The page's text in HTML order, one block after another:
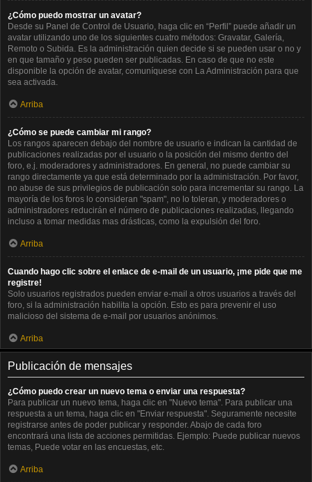
¿Cómo puedo mostrar un avatar?
Desde su Panel de Control de Usuario, haga clic en “Perfil” puede añadir un
avatar utilizando uno de los siguientes cuatro métodos: Gravatar, Galería,
Remoto o Subida. Es la administración quien decide si se pueden usar o no y
en que tamaño y peso pueden ser publicadas. En caso de que no este
disponible la opción de avatar, comuníquese con La Administración para que
sea activada.
Arriba
¿Cómo se puede cambiar mi rango?
Los rangos aparecen debajo del nombre de usuario e indican la cantidad de
publicaciones realizadas por el usuario o la posición del mismo dentro del
foro, e.j. moderadores y administradores. En general, no puede cambiar su
rango directamente ya que está determinado por la administración. Por favor,
no abuse de sus privilegios de publicación solo para incrementar su rango. La
mayoría de los foros lo consideran "spam", no lo toleran, y moderadores o
administradores reducirán el número de publicaciones realizadas, llegando
incluso a tomar medidas mas drásticas, como la expulsión del foro.
Arriba
Cuando hago clic sobre el enlace de e-mail de un usuario, ¡me pide que me
registre!
Solo usuarios registrados pueden enviar e-mail a otros usuarios a través del
foro, si la administración habilita la opción. Esto es para prevenir el uso
malicioso del sistema de e-mail por usuarios anónimos.
Arriba
Publicación de mensajes
¿Cómo puedo crear un nuevo tema o enviar una respuesta?
Para publicar un nuevo tema, haga clic en "Nuevo tema". Para publicar una
respuesta a un tema, haga clic en "Enviar respuesta". Seguramente necesite
registrarse antes de poder publicar y responder. Abajo de cada foro
encontrará una lista de acciones permitidas. Ejemplo: Puede publicar nuevos
temas, Puede votar en las encuestas, etc.
Arriba